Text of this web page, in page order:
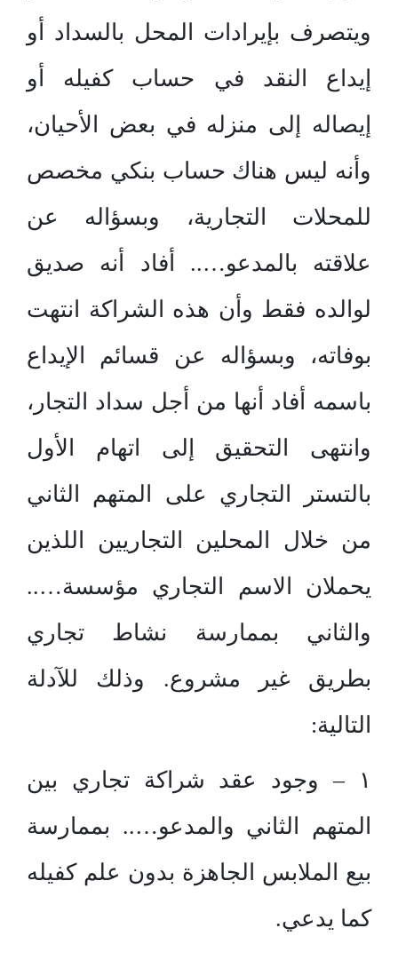
ويتصرف بإيرادات المحل بالسداد أو
إيداع النقد في حساب كفيله أو
إيصاله إلى منزله في بعض الأحيان،
وأنه ليس هناك حساب بنكي مخصص
للمحلات التجارية، وبسؤاله عن
علاقته بالمدعو….. أفاد أنه صديق
لوالده فقط وأن هذه الشراكة انتهت
بوفاته، وبسؤاله عن قسائم الإيداع
باسمه أفاد أنها من أجل سداد التجار،
وانتهى التحقيق إلى اتهام الأول
بالتستر التجاري على المتهم الثاني
من خلال المحلين التجاريين اللذين
يحملان الاسم التجاري مؤسسة…..
والثاني بممارسة نشاط تجاري
بطريق غير مشروع. وذلك للآدلة
التالية:
١ – وجود عقد شراكة تجاري بين
المتهم الثاني والمدعو….. بممارسة
بيع الملابس الجاهزة بدون علم كفيله
كما يدعي.